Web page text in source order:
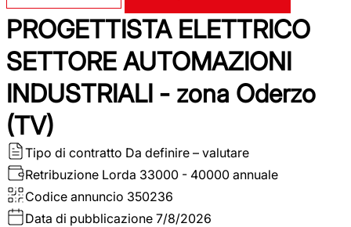
PROGETTISTA ELETTRICO
SETTORE AUTOMAZIONI
INDUSTRIALI - zona Oderzo
(TV)
Tipo di contratto Da definire – valutare
Retribuzione Lorda 33000 - 40000 annuale
Codice annuncio 350236
Data di pubblicazione 7/8/2026